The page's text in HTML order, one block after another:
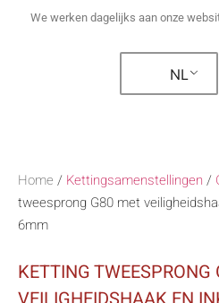
We werken dagelijks aan onze
NL
Home / Kettingsamenstellingen /
tweesprong G80 met
6mm
KETTING TWEESPRONG